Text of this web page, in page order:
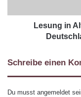
Lesung in
Schreibe einen
Du musst angemeldet